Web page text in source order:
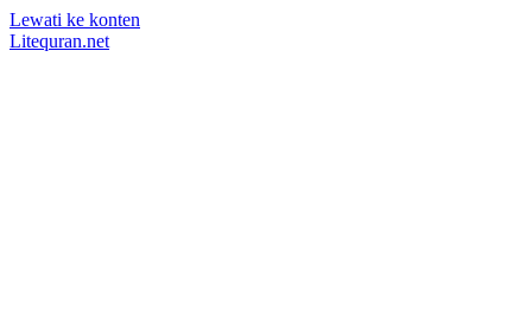
Lewati ke konten
Litequran.net